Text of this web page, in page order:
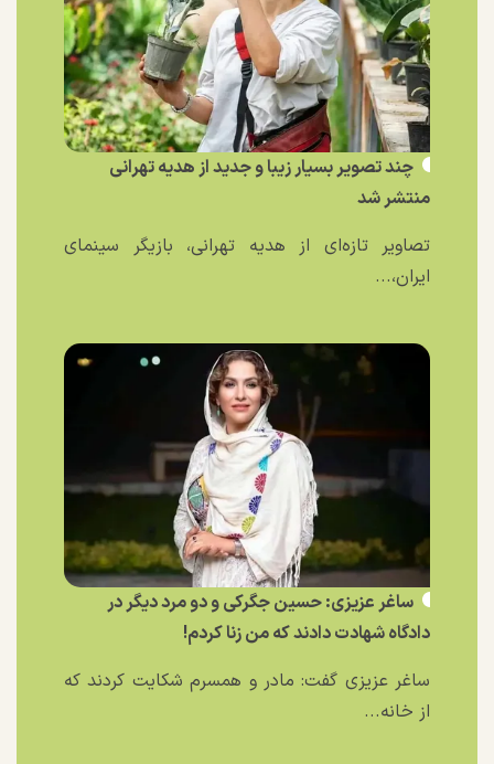
چند تصویر بسیار زیبا و جدید از هدیه تهرانی
منتشر شد
تصاویر تازه‌ای از هدیه تهرانی، بازیگر سینمای
ایران،...
ساغر عزیزی: حسین جگرکی و دو مرد دیگر در
دادگاه شهادت دادند که من زنا کردم!
ساغر عزیزی گفت: مادر و همسرم شکایت کردند که
از خانه...